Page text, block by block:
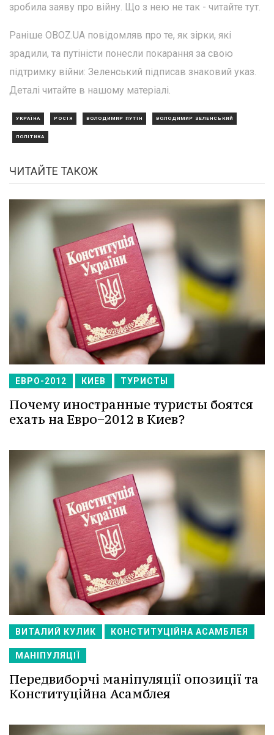
зробила заяву про війну. Що з нею не так - читайте тут.
Раніше OBOZ.UA повідомляв про те, як зірки, які
зрадили, та путіністи понесли покарання за свою
підтримку війни: Зеленський підписав знаковий указ.
Деталі читайте в нашому матеріалі.
УКРАЇНА РОСІЯ ВОЛОДИМИР ПУТІН ВОЛОДИМИР ЗЕЛЕНСЬКИЙ
ПОЛІТИКА
ЧИТАЙТЕ ТАКОЖ
ЕВРО-2012 КИЕВ ТУРИСТЫ
Почему иностранные туристы боятся
ехать на Евро−2012 в Киев?
ВИТАЛИЙ КУЛИК КОНСТИТУЦІЙНА АСАМБЛЕЯ
МАНІПУЛЯЦІЇ
Передвиборчі маніпуляції опозиції та
Конституційна Асамблея